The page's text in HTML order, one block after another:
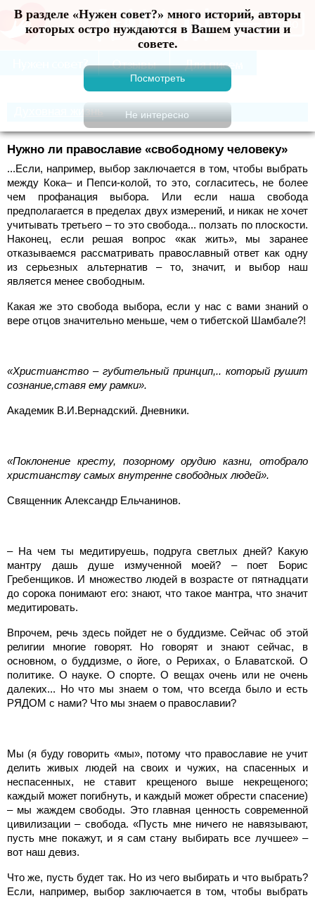
В разделе «Нужен совет?» много историй, авторы
которых остро нуждаются в Вашем участии и
совете.
Меню
Духовная жизнь
Нужно ли православие «свободному человеку»
...Если, например, выбор заключается в том, чтобы выбрать
между Кока– и Пепси-колой, то это, согласитесь, не более
чем профанация выбора. Или если наша свобода
предполагается в пределах двух измерений, и никак не хочет
учитывать третьего – то это свобода... ползать по плоскости.
Наконец, если решая вопрос «как жить», мы заранее
отказываемся рассматривать православный ответ как одну
из серьезных альтернатив – то, значит, и выбор наш
является менее свободным.
Какая же это свобода выбора, если у нас с вами знаний о
вере отцов значительно меньше, чем о тибетской Шамбале?!
«Христианство – губительный принцип,.. который рушит
сознание,ставя ему рамки».
Академик В.И.Вернадский. Дневники.
«Поклонение кресту, позорному орудию казни, отобрало
христианству самых внутренне свободных людей».
Священник Александр Ельчанинов.
– На чем ты медитируешь, подруга светлых дней? Какую
мантру дашь душе измученной моей? – поет Борис
Гребенщиков. И множество людей в возрасте от пятнадцати
до сорока понимают его: знают, что такое мантра, что значит
медитировать.
Впрочем, речь здесь пойдет не о буддизме. Сейчас об этой
религии многие говорят. Но говорят и знают сейчас, в
основном, о буддизме, о йоге, о Рерихах, о Блаватской. О
политике. О науке. О спорте. О вещах очень или не очень
далеких... Но что мы знаем о том, что всегда было и есть
РЯДОМ с нами? Что мы знаем о православии?
Мы (я буду говорить «мы», потому что православие не учит
делить живых людей на своих и чужих, на спасенных и
неспасенных, не ставит крещеного выше некрещеного;
каждый может погибнуть, и каждый может обрести спасение)
– мы жаждем свободы. Это главная ценность современной
цивилизации – свобода. «Пусть мне ничего не навязывают,
пусть мне покажут, и я сам стану выбирать все лучшее» –
вот наш девиз.
Что же, пусть будет так. Но из чего выбирать и что выбрать?
Если, например, выбор заключается в том, чтобы выбрать